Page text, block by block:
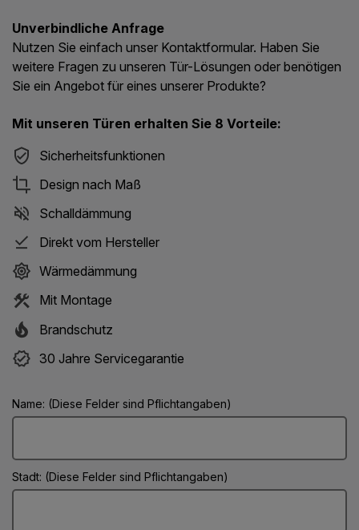
Unverbindliche Anfrage
Nutzen Sie einfach unser Kontaktformular. Haben Sie
weitere Fragen zu unseren Tür-Lösungen oder benötigen
Sie ein Angebot für eines unserer Produkte?
Mit unseren Türen erhalten Sie 8 Vorteile:
Sicherheitsfunktionen
Design nach Maß
Schalldämmung
Direkt vom Hersteller
Wärmedämmung
Mit Montage
Brandschutz
30 Jahre Servicegarantie
Name: (Diese Felder sind Pflichtangaben)
Stadt: (Diese Felder sind Pflichtangaben)